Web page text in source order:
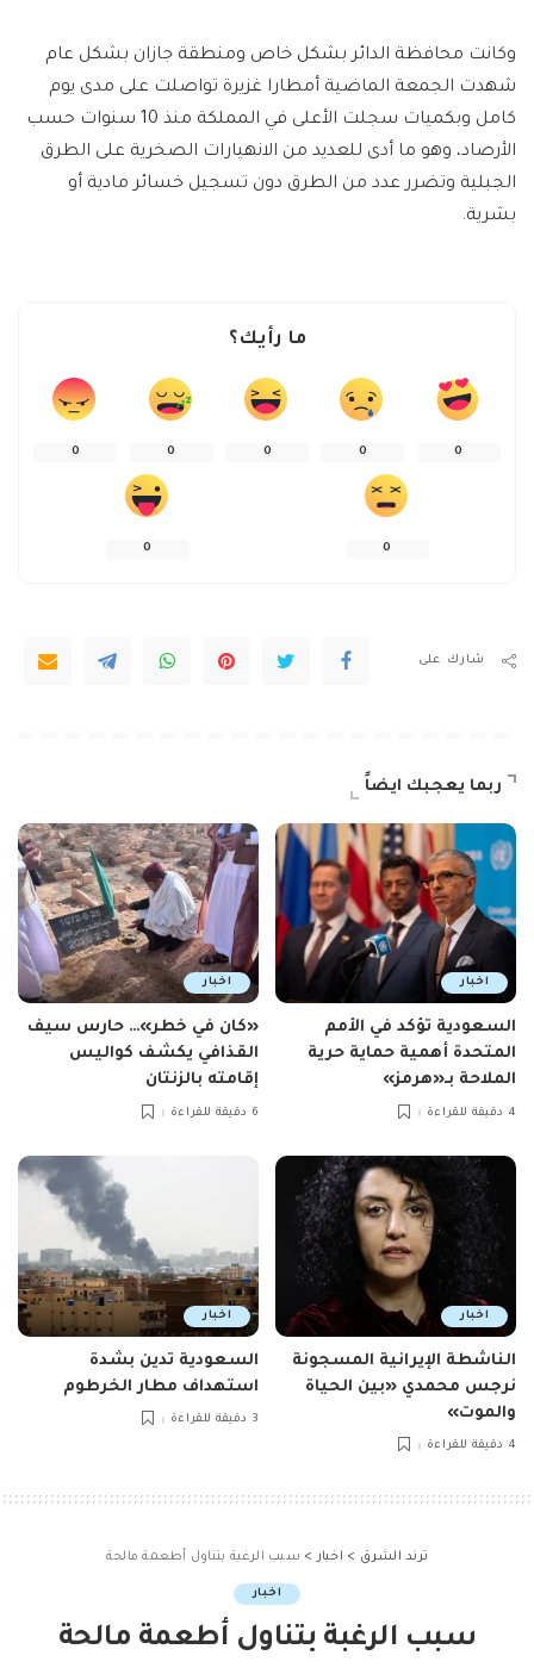
وكانت محافظة الدائر بشكل خاص ومنطقة جازان بشكل عام
شهدت الجمعة الماضية أمطارا غزيرة تواصلت على مدى يوم
كامل وبكميات سجلت الأعلى في المملكة منذ 10 سنوات حسب
الأرصاد، وهو ما أدى للعديد من الانهيارات الصخرية على الطرق
الجبلية وتضرر عدد من الطرق دون تسجيل خسائر مادية أو
بشرية.
ما رأيك؟
0
0
0
0
0
0
0
شارك على
ربما يعجبك ايضاً
اخبار
السعودية تؤكد في الأمم
المتحدة أهمية حماية حرية
الملاحة بـ«هرمز»
4 دقيقة للقراءة
اخبار
«كان في خطر»… حارس سيف
القذافي يكشف كواليس
إقامته بالزنتان
6 دقيقة للقراءة
اخبار
الناشطة الإيرانية المسجونة
نرجس محمدي «بين الحياة
والموت»
4 دقيقة للقراءة
اخبار
السعودية تدين بشدة
استهداف مطار الخرطوم
3 دقيقة للقراءة
ترند الشرق > اخبار > سبب الرغبة بتناول أطعمة مالحة
اخبار
سبب الرغبة بتناول أطعمة مالحة